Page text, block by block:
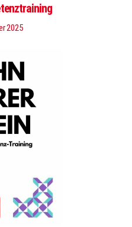
2025